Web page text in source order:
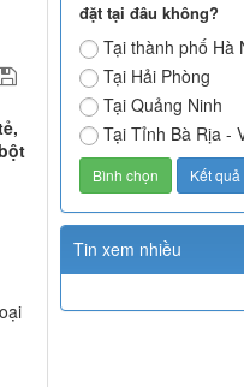
đặt tại đâu không?
Tại thành phố Hà
Tại Hải Phòng
Tại Quảng Ninh
Tại Tỉnh Bà Rịa -
Tin xem nhiều